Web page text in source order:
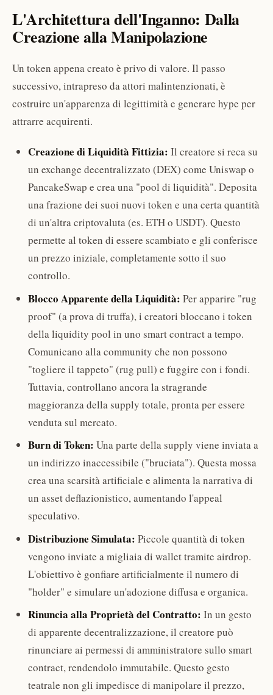
L'Architettura dell'Inganno: Dalla
Creazione alla Manipolazione
Un token appena creato è privo di valore. Il passo
successivo, intrapreso da attori malintenzionati, è
costruire un'apparenza di legittimità e generare hype per
attrarre acquirenti.
Creazione di Liquidità Fittizia: Il creatore si reca su
un exchange decentralizzato (DEX) come Uniswap o
PancakeSwap e crea una "pool di liquidità". Deposita
una frazione dei suoi nuovi token e una certa quantità
di un'altra criptovaluta (es. ETH o USDT). Questo
permette al token di essere scambiato e gli conferisce
un prezzo iniziale, completamente sotto il suo
controllo.
Blocco Apparente della Liquidità: Per apparire "rug
proof" (a prova di truffa), i creatori bloccano i token
della liquidity pool in uno smart contract a tempo.
Comunicano alla community che non possono
"togliere il tappeto" (rug pull) e fuggire con i fondi.
Tuttavia, controllano ancora la stragrande
maggioranza della supply totale, pronta per essere
venduta sul mercato.
Burn di Token: Una parte della supply viene inviata a
un indirizzo inaccessibile ("bruciata"). Questa mossa
crea una scarsità artificiale e alimenta la narrativa di
un asset deflazionistico, aumentando l'appeal
speculativo.
Distribuzione Simulata: Piccole quantità di token
vengono inviate a migliaia di wallet tramite airdrop.
L'obiettivo è gonfiare artificialmente il numero di
"holder" e simulare un'adozione diffusa e organica.
Rinuncia alla Proprietà del Contratto: In un gesto
di apparente decentralizzazione, il creatore può
rinunciare ai permessi di amministratore sullo smart
contract, rendendolo immutabile. Questo gesto
teatrale non gli impedisce di manipolare il prezzo,